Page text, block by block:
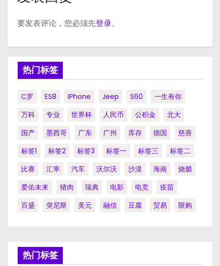
要发表评论，您必须先登录。
热门标签
C罗 ES8 IPhone Jeep S60
一生有你
万科
专业 世界杯 人民币 公积金
北大
国产
墨西哥 广东 广州 库存 德国
慈善
标签1
标签2 标签3 标签一 标签三
标签二
比赛
汇率 汽车 沃尔沃 沙漠 海南
烧腊
爱佑未来
猪肉 瑞典 电影 电竞
疫苗
百盛
突尼斯 美元 融信 豆腐 贸易 限购
热门标签